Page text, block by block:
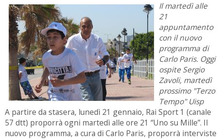
Il martedì alle
21
appuntamento
con il nuovo
programma di
Carlo Paris. Oggi
ospite Sergio
Zavoli, martedì
prossimo "Terzo
Tempo" Uisp
A partire da stasera, lunedì 21 gennaio, Rai Sport 1 (canale
57 dtt) proporrà ogni martedì alle ore 21 “Uno su Mille”. Il
nuovo programma, a cura di Carlo Paris, proporrà interviste